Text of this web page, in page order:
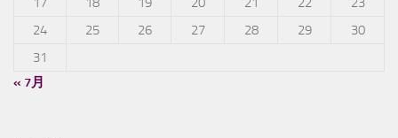
24
25 26 27 28 29
30
31
« 7月